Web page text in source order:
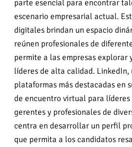
parte esencial para encontrar
escenario empresarial actual.
digitales brindan un espacio
reúnen profesionales de
permite a las empresas explorar
líderes de alta calidad. LinkedIn,
plataformas más destacadas en
de encuentro virtual para líderes
gerentes y profesionales de
centra en desarrollar un perfil
que permita a los candidatos